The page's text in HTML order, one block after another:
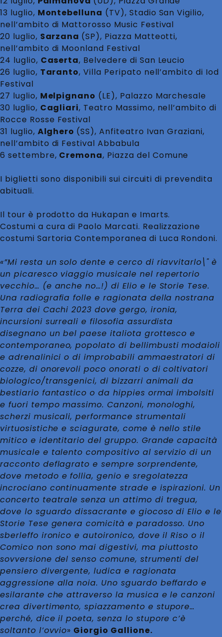
13 luglio, Montebelluna (TV), Stadio San Vigilio,
nell’ambito di Mattorosso Music Festival
20 luglio, Sarzana (SP), Piazza Matteotti,
nell’ambito di Moonland Festival
24 luglio, Caserta, Belvedere di San Leucio
26 luglio, Taranto, Villa Peripato nell’ambito di Iod
Festival
27 luglio, Melpignano (LE), Palazzo Marchesale
30 luglio, Cagliari, Teatro Massimo, nell’ambito di
Rocce Rosse Festival
31 luglio, Alghero (SS), Anfiteatro Ivan Graziani,
nell’ambito di Festival Abbabula
6 settembre, Cremona, Piazza del Comune
I biglietti sono disponibili sui circuiti di prevendita
abituali.
Il tour è prodotto da Hukapan e Imarts.
Costumi a cura di Paolo Marcati. Realizzazione
costumi Sartoria Contemporanea di Luca Rondoni.
«”Mi resta un solo dente e cerco di riavvitarlo\" è
un picaresco viaggio musicale nel repertorio
vecchio… (e anche no…!) di Elio e le Storie Tese.
Una radiografia folle e ragionata della nostrana
Terra dei Cachi 2023 dove gergo, ironia,
incursioni surreali e filosofia assurdista
disegnano un bel paese italiota grottesco e
contemporaneo, popolato di bellimbusti modaioli
e adrenalinici o di improbabili ammaestratori di
cozze, di onorevoli poco onorati o di coltivatori
biologico/transgenici, di bizzarri animali da
bestiario fantastico o da hippies ormai imbolsiti
e fuori tempo massimo. Canzoni, monologhi,
scherzi musicali, performance strumentali
virtuosistiche e sciagurate, come è nello stile
mitico e identitario del gruppo. Grande capacità
musicale e talento compositivo al servizio di un
racconto deflagrato e sempre sorprendente,
dove metodo e follia, genio e sregolatezza
incrociano continuamente strade e ispirazioni. Un
concerto teatrale senza un attimo di tregua,
dove lo sguardo dissacrante e giocoso di Elio e le
Storie Tese genera comicità e paradosso. Uno
sberleffo ironico e autoironico, dove il Riso o il
Comico non sono mai digestivi, ma piuttosto
sovversione del senso comune, strumenti del
pensiero divergente, ludica e ragionata
aggressione alla noia. Uno sguardo beffardo e
esilarante che attraverso la musica e le canzoni
crea divertimento, spiazzamento e stupore…
perché, dice il poeta, senza lo stupore c’è
soltanto l’ovvio» Giorgio Gallione.